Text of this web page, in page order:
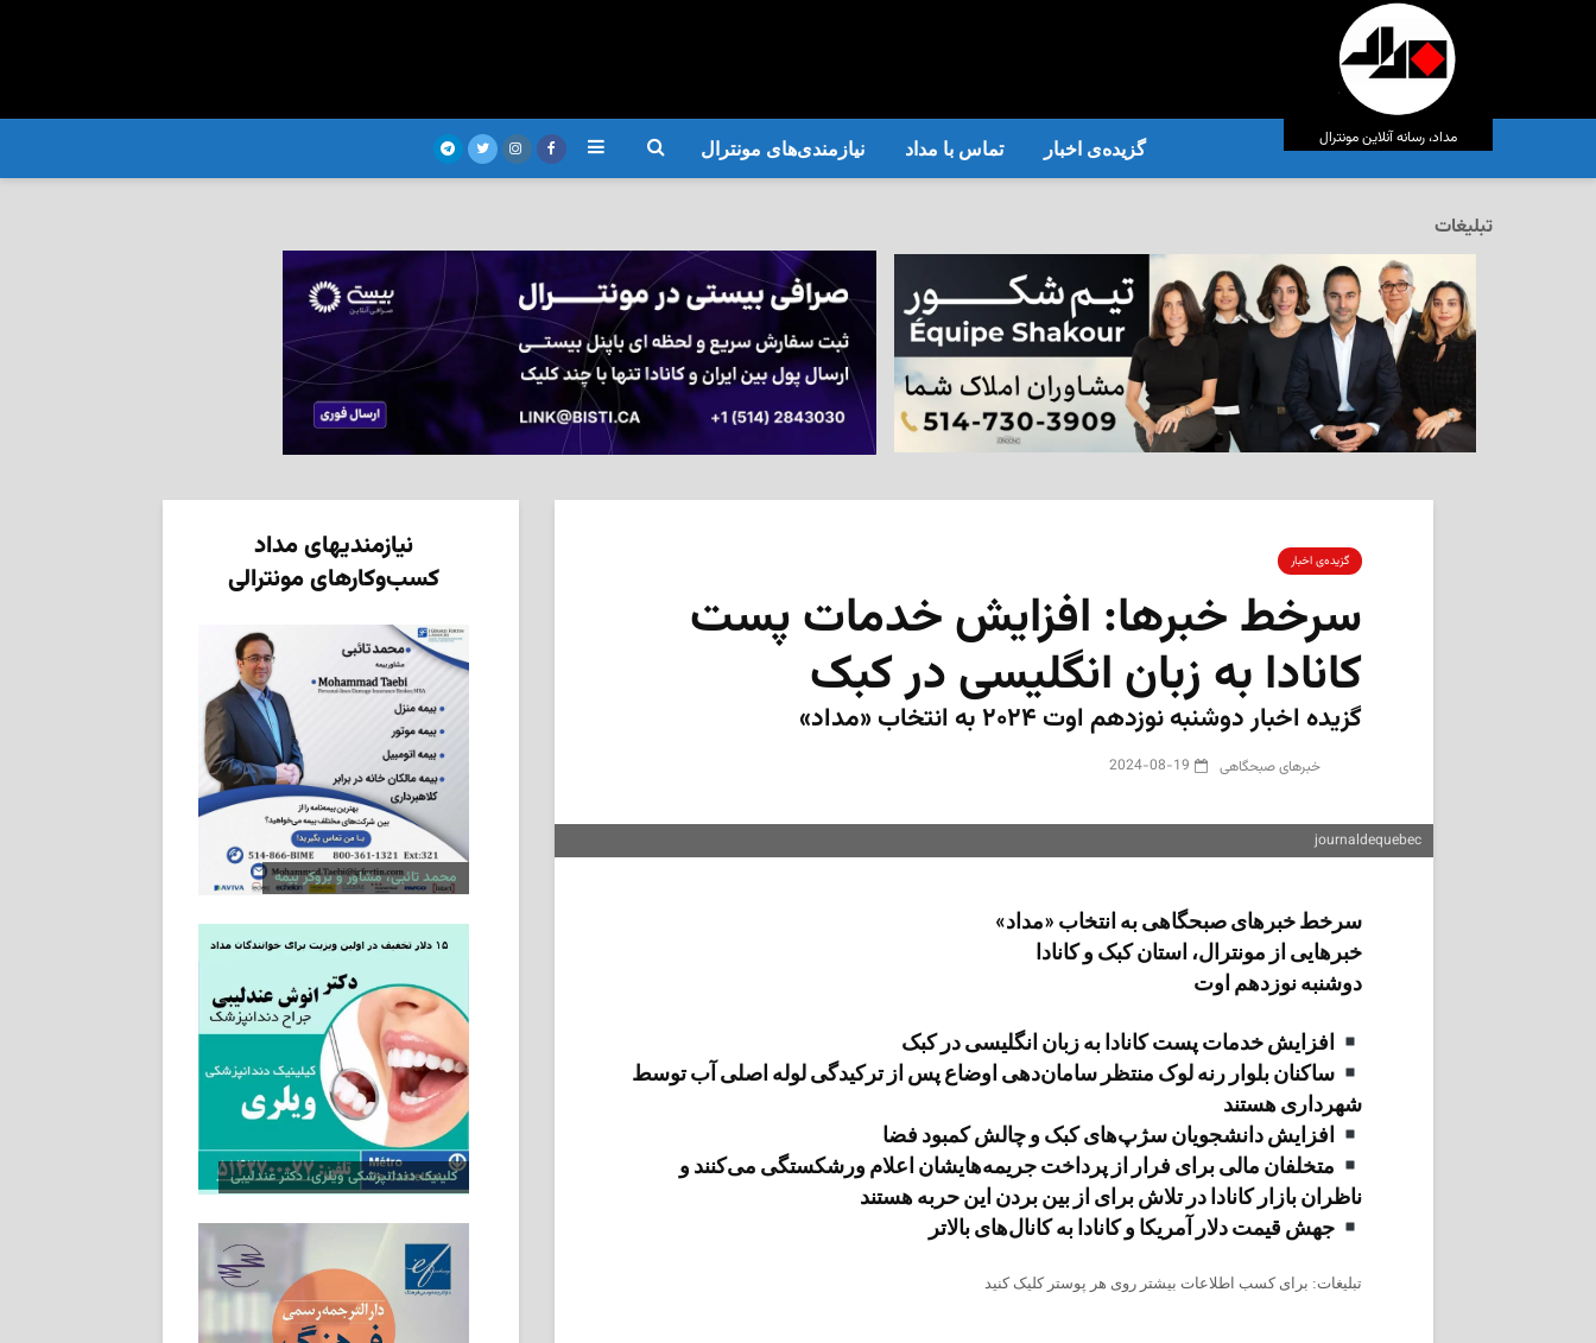
مداد، رسانه آنلاین مونترال گزیده‌ی‌ اخبار تماس با مداد نیازمندی‌های مونترال
تبلیغات
گزیده‌ی‌ اخبار
سرخط خبرها: افزایش خدمات پست
کانادا به زبان انگلیسی در کبک
گزیده‌ اخبار دوشنبه نوزدهم اوت ۲۰۲۴ به انتخاب «مداد»
‌خبرهای صبحگاهی 2024-08-19
journaldequebec
سرخط خبرهای صبحگاهی به انتخاب «مداد»
خبرهایی از مونترال، استان کبک و کانادا
دوشنبه نوزدهم اوت
افزایش خدمات پست کانادا به زبان انگلیسی در کبک
ساکنان بلوار رنه لوک منتظر سامان‌دهی اوضاع پس از ترکیدگی لوله اصلی آب توسط
شهرداری هستند
افزایش دانشجویان سژپ‌های کبک و چالش کمبود فضا
متخلفان مالی برای فرار از پرداخت جریمه‌‌هایشان اعلام ورشکستگی می‌کنند و
ناظران بازار کانادا در تلاش برای از بین بردن این حربه هستند
جهش قیمت دلار آمریکا و کانادا به کانال‌های بالاتر
تبلیغات: برای کسب اطلاعات بیشتر روی هر پوستر کلیک کنید
نیازمندیهای مداد
کسب‌وکارهای مونترالی
محمد تائبی، مشاور و بروکر بیمه
کلینیک دندانپزشکی ویلری، دکتر عندلیبی